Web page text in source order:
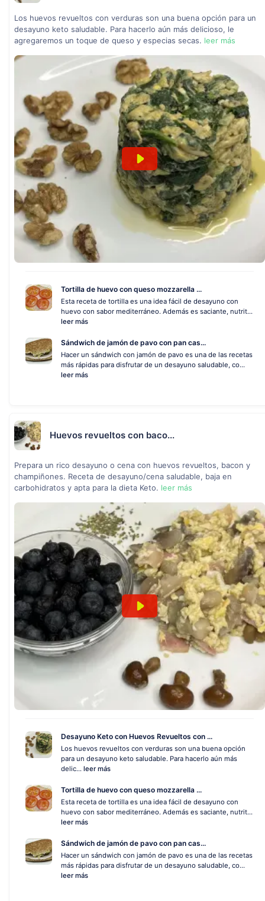
Los huevos revueltos con verduras son una buena opción para un
desayuno keto saludable. Para hacerlo aún más delicioso, le
agregaremos un toque de queso y especias secas. leer más
Tortilla de huevo con queso mozzarella ...
Esta receta de tortilla es una idea fácil de desayuno con
huevo con sabor mediterráneo. Además es saciante, nutrit...
leer más
Sándwich de jamón de pavo con pan cas...
Hacer un sándwich con jamón de pavo es una de las recetas
más rápidas para disfrutar de un desayuno saludable, co...
leer más
Huevos revueltos con baco...
Prepara un rico desayuno o cena con huevos revueltos, bacon y
champiñones. Receta de desayuno/cena saludable, baja en
carbohidratos y apta para la dieta Keto. leer más
Desayuno Keto con Huevos Revueltos con ...
Los huevos revueltos con verduras son una buena opción
para un desayuno keto saludable. Para hacerlo aún más
delic... leer más
Tortilla de huevo con queso mozzarella ...
Esta receta de tortilla es una idea fácil de desayuno con
huevo con sabor mediterráneo. Además es saciante, nutrit...
leer más
Sándwich de jamón de pavo con pan cas...
Hacer un sándwich con jamón de pavo es una de las recetas
más rápidas para disfrutar de un desayuno saludable, co...
leer más